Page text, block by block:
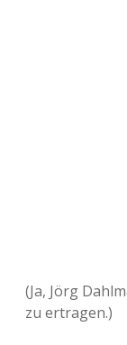
(Ja, Jörg
zu ertragen.)